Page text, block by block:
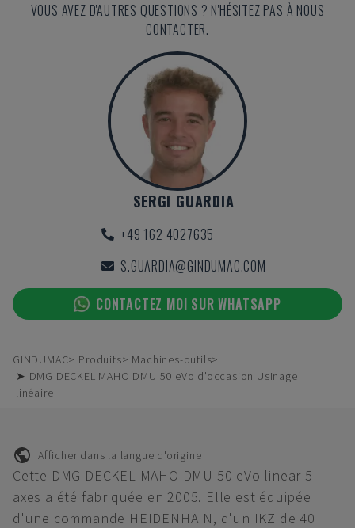
VOUS AVEZ D'AUTRES QUESTIONS ? N'HÉSITEZ PAS À NOUS
CONTACTER.
SERGI GUARDIA
+49 162 4027635
S.GUARDIA@GINDUMAC.COM
CONTACTEZ MOI SUR WHATSAPP
GINDUMAC Produits
Machines-outils
➤ DMG DECKEL MAHO DMU 50 eVo d'occasion Usinage
linéaire
Afficher dans la langue d'origine
Cette DMG DECKEL MAHO DMU 50 eVo linear 5
axes a été fabriquée en 2005. Elle est équipée
d'une commande HEIDENHAIN, d'un IKZ de 40